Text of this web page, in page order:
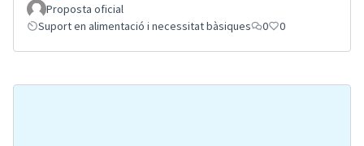
Proposta oficial
Suport en alimentació i necessitat bàsiques
0 0